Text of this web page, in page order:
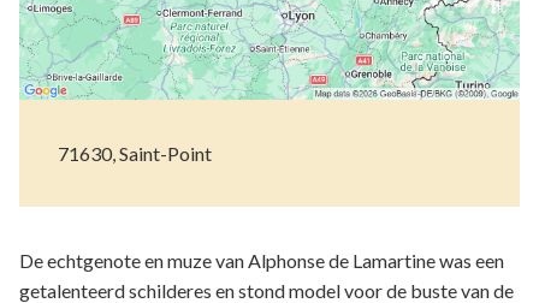
71630, Saint-Point
De echtgenote en muze van Alphonse de Lamartine was een
getalenteerd schilderes en stond model voor de buste van de